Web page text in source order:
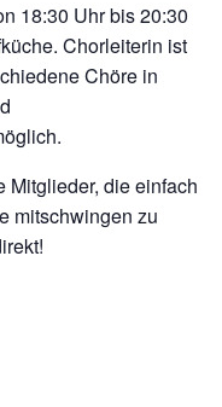
18:30 Uhr bis 20:30
Chorleiterin ist
Chöre in
Mitglieder, die einfach
mitschwingen zu